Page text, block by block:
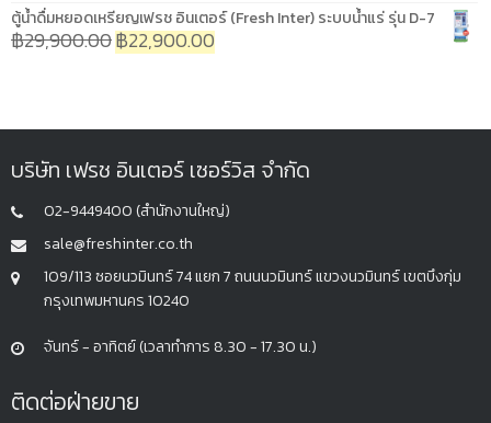
ตู้น้ำดื่มหยอดเหรียญเฟรช อินเตอร์ (Fresh Inter) ระบบน้ำแร่ รุ่น D-7
฿29,900.00฿22,900.00
บริษัท เฟรช อินเตอร์ เซอร์วิส จำกัด
02-9449400 (สำนักงานใหญ่)
sale@freshinter.co.th
109/113 ซอยนวมินทร์ 74 แยก 7 ถนนนวมินทร์ แขวงนวมินทร์ เขตบึงกุ่ม
กรุงเทพมหานคร 10240
จันทร์ - อาทิตย์ (เวลาทำการ 8.30 - 17.30 น.)
ติดต่อฝ่ายขาย